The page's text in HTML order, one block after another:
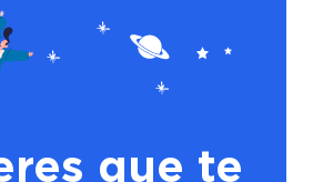
que te